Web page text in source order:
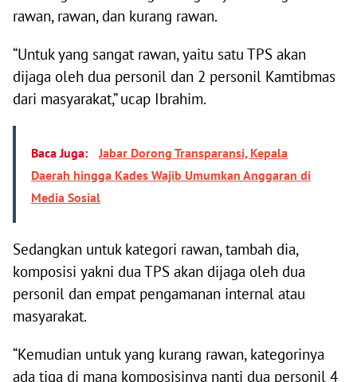
rawan, rawan, dan kurang rawan.
“Untuk yang sangat rawan, yaitu satu TPS akan
dijaga oleh dua personil dan 2 personil Kamtibmas
dari masyarakat,” ucap Ibrahim.
Baca Juga:
Jabar Dorong Transparansi, Kepala
Daerah hingga Kades Wajib Umumkan Anggaran di
Media Sosial
Sedangkan untuk kategori rawan, tambah dia,
komposisi yakni dua TPS akan dijaga oleh dua
personil dan empat pengamanan internal atau
masyarakat.
“Kemudian untuk yang kurang rawan, kategorinya
ada tiga di mana komposisinya nanti dua personil 4